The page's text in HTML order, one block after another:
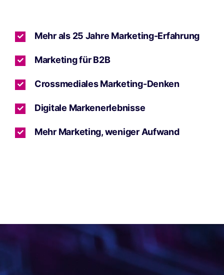
Mehr als 25 Jahre Marketing-Erfahrung
Marketing für B2B
Crossmediales Marketing-Denken
Digitale Markenerlebnisse
Mehr Marketing, weniger Aufwand